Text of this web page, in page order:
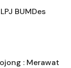
BUMDes
: Merawat